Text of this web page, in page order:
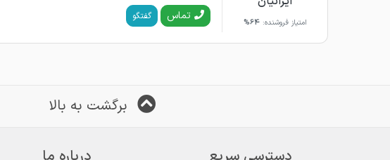
امتیاز فروشنده:64% تماس گفتگو
برگشت به بالا